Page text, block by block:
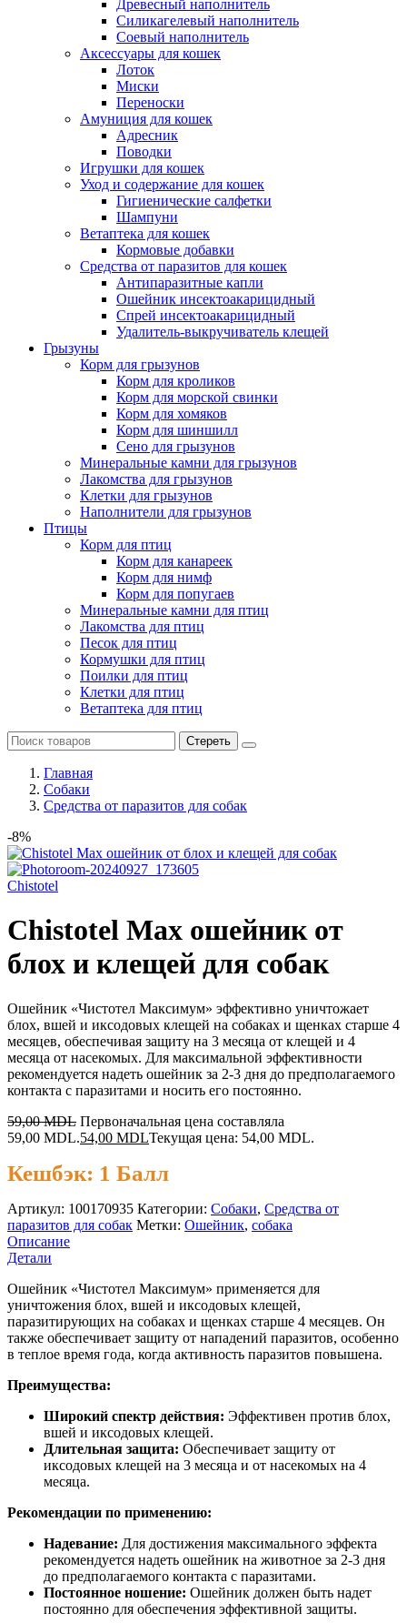
Древесный наполнитель
Силикагелевый наполнитель
Соевый наполнитель
Аксессуары для кошек
Лоток
Миски
Переноски
Амуниция для кошек
Адресник
Поводки
Игрушки для кошек
Уход и содержание для кошек
Гигиенические салфетки
Шампуни
Ветаптека для кошек
Кормовые добавки
Средства от паразитов для кошек
Антипаразитные капли
Ошейник инсектоакарицидный
Спрей инсектоакарицидный
Удалитель-выкручиватель клещей
Грызуны
Корм для грызунов
Корм для кроликов
Корм для морской свинки
Корм для хомяков
Корм для шиншилл
Сено для грызунов
Минеральные камни для грызунов
Лакомства для грызунов
Клетки для грызунов
Наполнители для грызунов
Птицы
Корм для птиц
Корм для канареек
Корм для нимф
Корм для попугаев
Минеральные камни для птиц
Лакомства для птиц
Песок для птиц
Кормушки для птиц
Поилки для птиц
Клетки для птиц
Ветаптека для птиц
Стереть
Главная
Cобаки
Средства от паразитов для собак
-8%
Chistotel
Chistotel Max ошейник от
блох и клещей для собак
Ошейник «Чистотел Максимум» эффективно уничтожает
блох, вшей и иксодовых клещей на собаках и щенках старше 4
месяцев, обеспечивая защиту на 3 месяца от клещей и 4
месяца от насекомых. Для максимальной эффективности
рекомендуется надеть ошейник за 2-3 дня до предполагаемого
контакта с паразитами и носить его постоянно.
59,00MDL Первоначальная цена составляла
59,00 MDL.54,00 MDLТекущая цена: 54,00 MDL.
Кешбэк: 1 Балл
Артикул: 100170935 Категории: Cобаки, Средства от
паразитов для собак Метки: Ошейник, собака
Описание
Детали
Ошейник «Чистотел Максимум» применяется для
уничтожения блох, вшей и иксодовых клещей,
паразитирующих на собаках и щенках старше 4 месяцев. Он
также обеспечивает защиту от нападений паразитов, особенно
в теплое время года, когда активность паразитов повышена.
Преимущества:
Широкий спектр действия: Эффективен против блох,
вшей и иксодовых клещей.
Длительная защита: Обеспечивает защиту от
иксодовых клещей на 3 месяца и от насекомых на 4
месяца.
Рекомендации по применению:
Надевание: Для достижения максимального эффекта
рекомендуется надеть ошейник на животное за 2-3 дня
до предполагаемого контакта с паразитами.
Постоянное ношение: Ошейник должен быть надет
постоянно для обеспечения эффективной защиты.